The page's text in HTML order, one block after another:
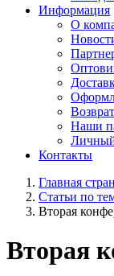
Информация
О
Наши
Контакты
Главная
Статьи по
Вторая
Вторая